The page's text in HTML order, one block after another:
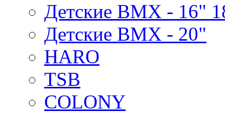
Детские BMX - 16"
Детские BMX - 20"
HARO
TSB
COLONY